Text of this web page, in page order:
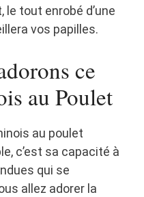
tout enrobé d’une
vos papilles.
ce
au Poulet
au poulet
c’est sa capacité à
qui se
allez adorer la